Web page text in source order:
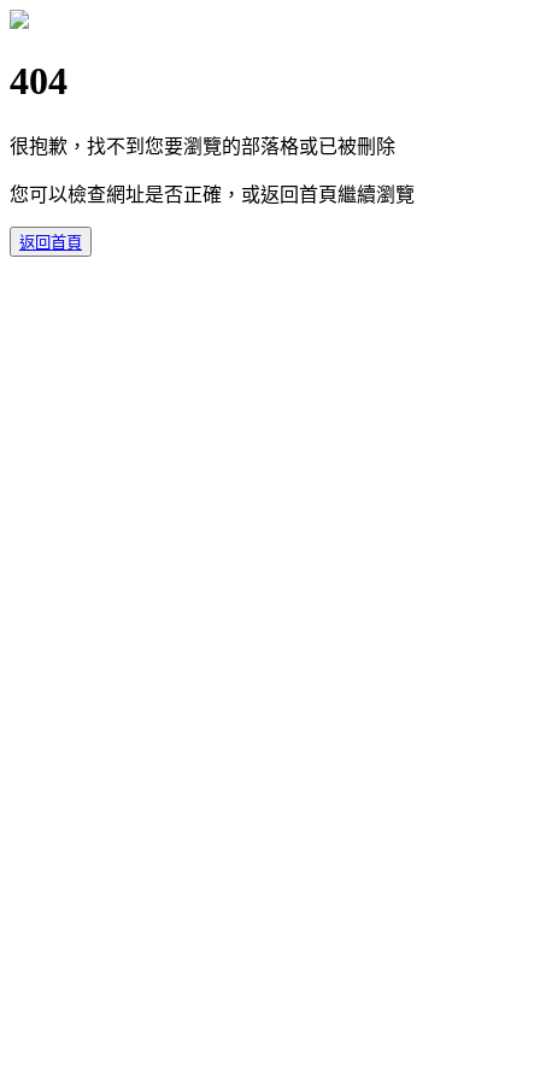
404
很抱歉，找不到您要瀏覽的部落格或已被刪除
您可以檢查網址是否正確，或返回首頁繼續瀏覽
返回首頁